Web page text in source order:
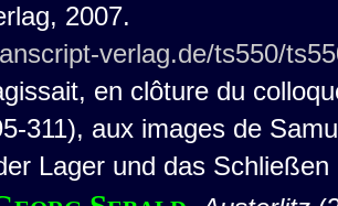
2007.
verlag.de/ts550/
en clôture du
311), aux images de
Lager und das